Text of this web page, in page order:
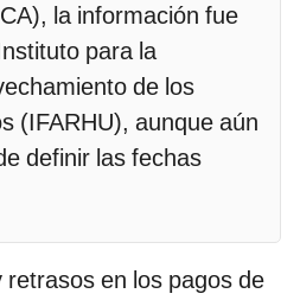
la información fue
para la
de los
(IFARHU), aunque aún
definir las fechas
en los pagos de